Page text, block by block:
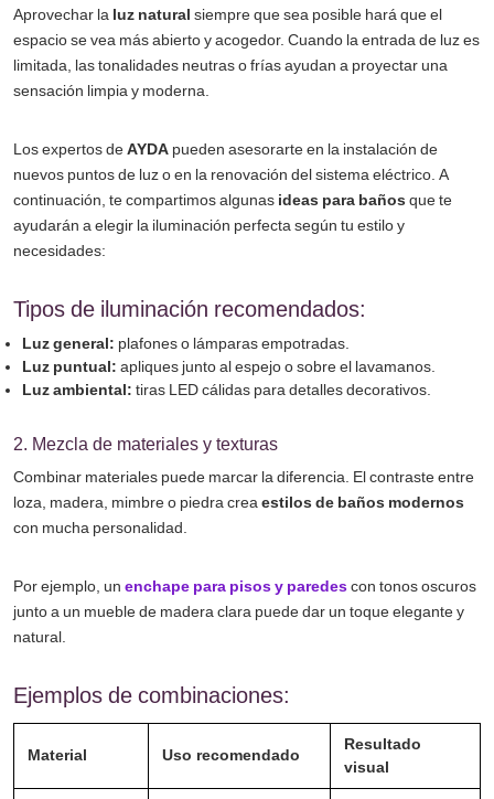
Aprovechar la luz natural siempre que sea posible hará que el
espacio se vea más abierto y acogedor. Cuando la entrada de luz es
limitada, las tonalidades neutras o frías ayudan a proyectar una
sensación limpia y moderna.
Los expertos deAYDA pueden asesorarte en la instalación de
nuevos puntos de luz o en la renovación del sistema eléctrico. A
continuación, te compartimos algunas ideas para baños que te
ayudarán a elegir la iluminación perfecta según tu estilo y
necesidades:
Tipos de iluminación recomendados:
Luz general: plafones o lámparas empotradas.
Luz puntual: apliques junto al espejo o sobre el lavamanos.
Luz ambiental: tiras LED cálidas para detalles decorativos.
2. Mezcla de materiales y texturas
Combinar materiales puede marcar la diferencia. El contraste entre
loza, madera, mimbre o piedra creaestilos de baños modernos
con mucha personalidad.
Por ejemplo, un enchape para pisos y paredescon tonos oscuros
junto a un mueble de madera clara puede dar un toque elegante y
natural.
Ejemplos de combinaciones:
Material Uso recomendado
Resultado
visual